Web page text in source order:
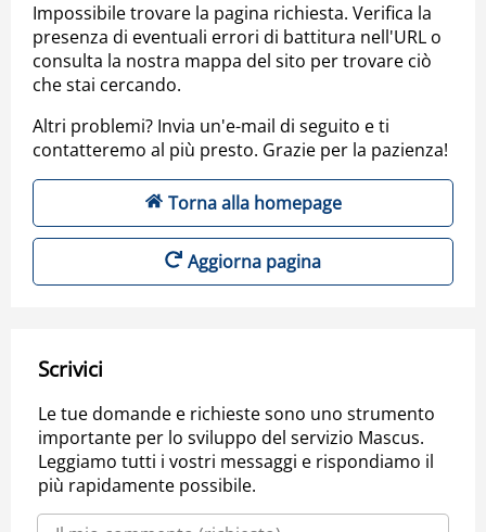
Impossibile trovare la pagina richiesta. Verifica la
presenza di eventuali errori di battitura nell'URL o
consulta la nostra mappa del sito per trovare ciò
che stai cercando.
Altri problemi? Invia un'e-mail di seguito e ti
contatteremo al più presto. Grazie per la pazienza!
Torna alla homepage
Aggiorna pagina
Scrivici
Le tue domande e richieste sono uno strumento
importante per lo sviluppo del servizio Mascus.
Leggiamo tutti i vostri messaggi e rispondiamo il
più rapidamente possibile.